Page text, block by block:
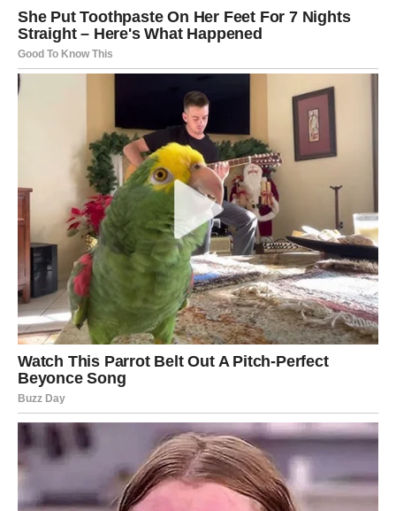
Osim toga, otkrijte jednostavnu metodu za ublažavanje
začepljenosti sinusa i uklanjanje sluzi. Neophodan sastojak je
morska sol. Za ovaj postupak trebat će vam: 300 grama
morske soli, tanki pamučni ručnik pogodan za pranje posuđa,
200 mililitara vode i 1 čajna žličica morske soli.
Postupak:
U lonac uspite 300 grama morske soli i stavite na štednjak.
Povisite temperaturu na otprilike 45°C. Rukom provjerite
temperaturu.
Temperatura bi trebala biti topla, podsjećati na pijesak na ljetnoj
plaži. Dodatno pripremite tanki pamučni ručnik i zdjelicu.
Stavite ručnik u zdjelu i obilno ga pospite solju. Zatim složite
ručnik koji sadrži sol i pričvrstite ga gumicom.
Dobit ćemo topli jastuk koji ćete postaviti na čelo, točnije
između očiju. Preporučuje se da se ovaj jastučić za grijanje s
morskom soli koristi u ležećem položaju. Ovaj postupak treba
ponoviti nekoliko puta. Nakon toga u čašu odmjerite 2 dl vode i